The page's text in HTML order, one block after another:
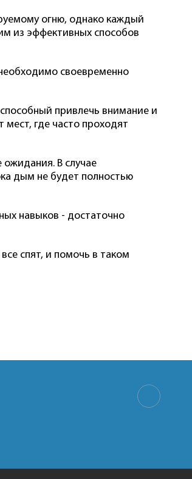
огню, однако каждый
из эффективных способов
своевременно
привлечь внимание и
где часто проходят
В случае
дым не будет полностью
навыков - достаточно
спят, и помочь в таком